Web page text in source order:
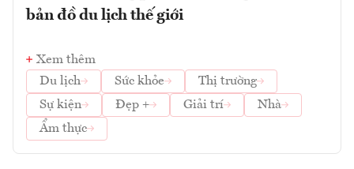
bản đồ du lịch thế giới
Xem thêm
Du lịch
Sức khỏe
Thị trường
Sự kiện
Đẹp + Giải trí
Nhà
Ẩm thực